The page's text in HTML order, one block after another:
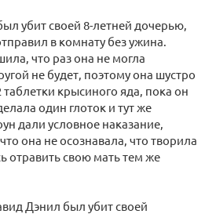
убит своей 8-летней дочерью,
в комнату без ужина.
что раз она не могла
не будет, поэтому она шустро
крысиного яда, пока он
один глоток и тут же
дали условное наказание,
она не осознавала, что творила
отравить свою мать тем же
Дэнил был убит своей